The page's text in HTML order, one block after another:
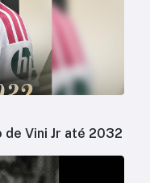
de Vini Jr até 2032